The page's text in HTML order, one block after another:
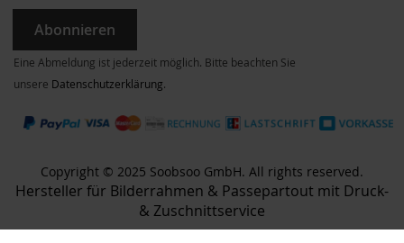
Abonnieren
Eine Abmeldung ist jederzeit möglich. Bitte beachten Sie
unsere Datenschutzerklärung.
Copyright © 2025 Soobsoo GmbH. All rights reserved.
Hersteller für Bilderrahmen & Passepartout mit Druck-
& Zuschnittservice